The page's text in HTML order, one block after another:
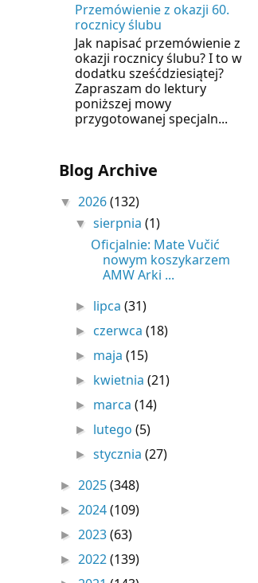
Przemówienie z okazji 60.
rocznicy ślubu
Jak napisać przemówienie z
okazji rocznicy ślubu? I to w
dodatku sześćdziesiątej?
Zapraszam do lektury
poniższej mowy
przygotowanej specjaln...
Blog Archive
▼ 2026(132)
▼sierpnia(1)
Oficjalnie: Mate Vučić
nowym koszykarzem
AMW Arki ...
► lipca(31)
► czerwca(18)
► maja(15)
► kwietnia(21)
► marca(14)
► lutego(5)
►stycznia(27)
► 2025(348)
► 2024(109)
► 2023(63)
► 2022(139)